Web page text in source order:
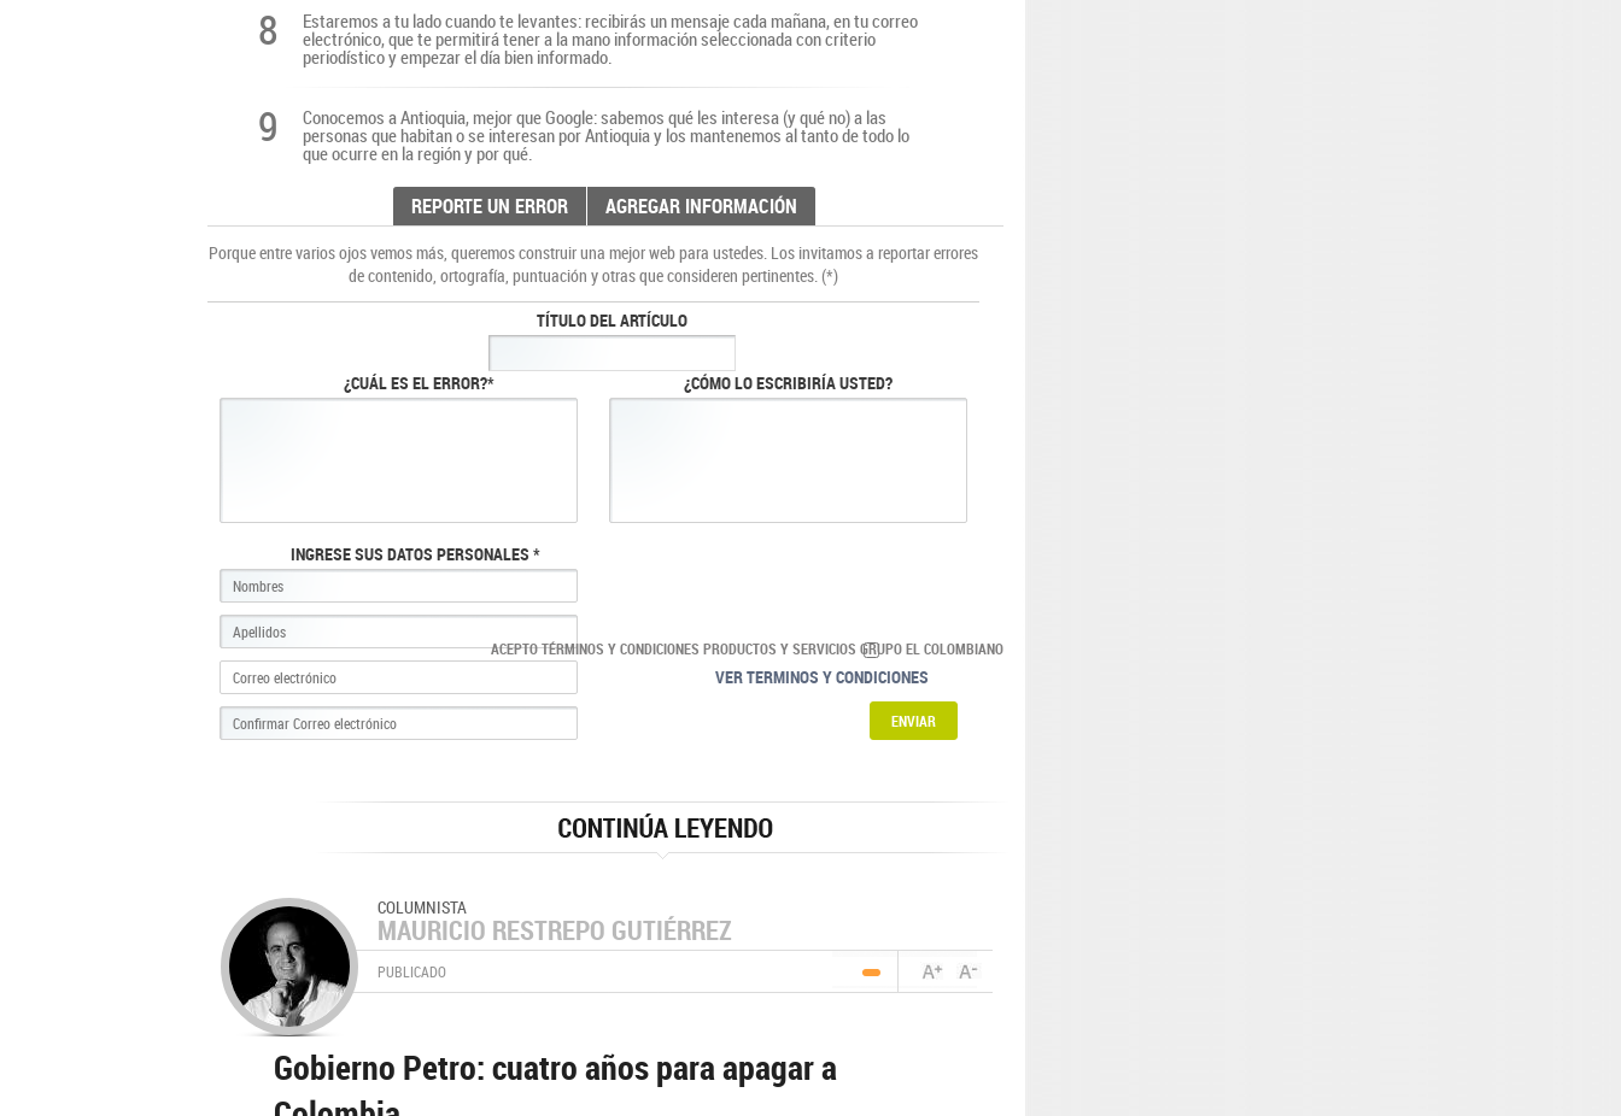
8 Estaremos a tu lado cuando te levantes: recibirás un mensaje cada mañana, en tu correo
electrónico, que te permitirá tener a la mano información seleccionada con criterio
periodístico y empezar el día bien informado.
9 Conocemos a Antioquia, mejor que Google: sabemos qué les interesa (y qué no) a las
personas que habitan o se interesan por Antioquia y los mantenemos al tanto de todo lo
que ocurre en la región y por qué.
REPORTE UN ERROR AGREGAR INFORMACIÓN
Porque entre varios ojos vemos más, queremos construir una mejor web para ustedes. Los invitamos a reportar errores
de contenido, ortografía, puntuación y otras que consideren pertinentes. (*)
TÍTULO DEL ARTÍCULO
¿CUÁL ES EL ERROR?* ¿CÓMO LO ESCRIBIRÍA USTED?
INGRESE SUS DATOS PERSONALES *
ACEPTO TÉRMINOS Y CONDICIONES PRODUCTOS Y SERVICIOS GRUPO EL COLOMBIANO
VER TERMINOS Y CONDICIONES
COLUMNISTA
MAURICIO RESTREPO GUTIÉRREZ
PUBLICADO
Gobierno Petro: cuatro años para apagar a